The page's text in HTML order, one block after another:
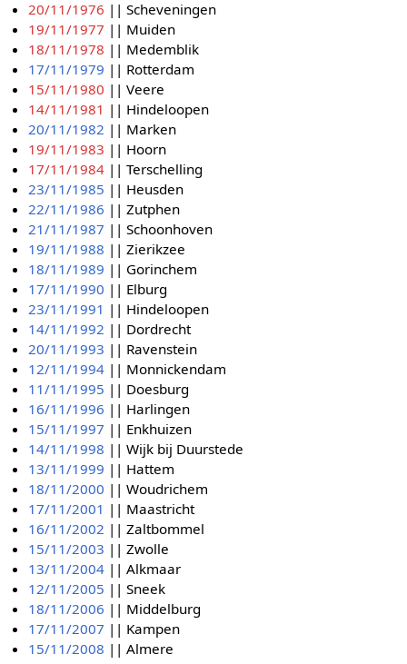
20/11/1976 || Scheveningen
19/11/1977 || Muiden
18/11/1978 || Medemblik
17/11/1979 || Rotterdam
15/11/1980 || Veere
14/11/1981 || Hindeloopen
20/11/1982 || Marken
19/11/1983 || Hoorn
17/11/1984 || Terschelling
23/11/1985 || Heusden
22/11/1986 || Zutphen
21/11/1987 || Schoonhoven
19/11/1988 || Zierikzee
18/11/1989 || Gorinchem
17/11/1990 || Elburg
23/11/1991 || Hindeloopen
14/11/1992 || Dordrecht
20/11/1993 || Ravenstein
12/11/1994 || Monnickendam
11/11/1995 || Doesburg
16/11/1996 || Harlingen
15/11/1997 || Enkhuizen
14/11/1998 || Wijk bij Duurstede
13/11/1999 || Hattem
18/11/2000 || Woudrichem
17/11/2001 || Maastricht
16/11/2002 || Zaltbommel
15/11/2003 || Zwolle
13/11/2004 || Alkmaar
12/11/2005 || Sneek
18/11/2006 || Middelburg
17/11/2007 || Kampen
15/11/2008 || Almere